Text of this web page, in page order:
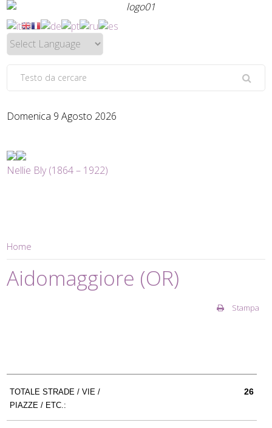
Domenica 9 Agosto 2026
Nellie Bly (1864 – 1922)
Home
Aidomaggiore (OR)
Stampa
TOTALE STRADE / VIE /
PIAZZE / ETC.:
26